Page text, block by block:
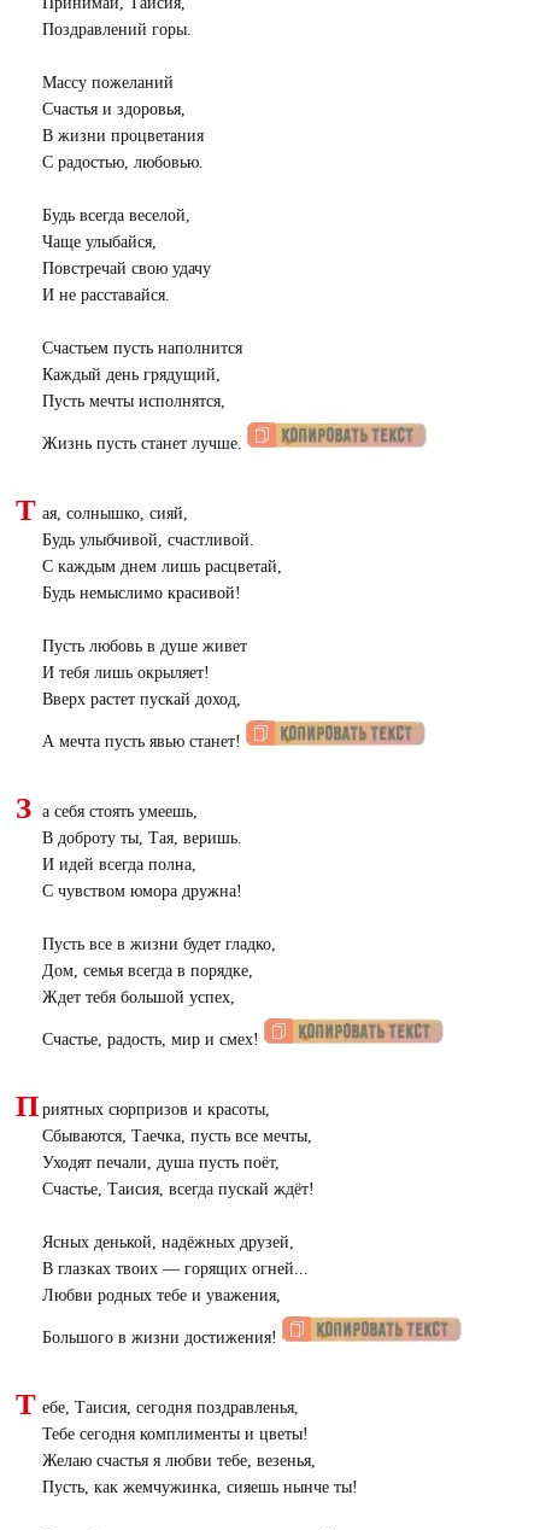
Поздравлений горы.
Массу пожеланий
Счастья и здоровья,
В жизни процветания
С радостью, любовью.
Будь всегда веселой,
Чаще улыбайся,
Повстречай свою удачу
И не расставайся.
Счастьем пусть наполнится
Каждый день грядущий,
Пусть мечты исполнятся,
Жизнь пусть станет лучше.
Т ая, солнышко, сияй,
Будь улыбчивой, счастливой.
С каждым днем лишь расцветай,
Будь немыслимо красивой!
Пусть любовь в душе живет
И тебя лишь окрыляет!
Вверх растет пускай доход,
А мечта пусть явью станет!
З
а себя стоять умеешь,
В доброту ты, Тая, веришь.
И идей всегда полна,
С чувством юмора дружна!
Пусть все в жизни будет гладко,
Дом, семья всегда в порядке,
Ждет тебя большой успех,
Счастье, радость, мир и смех!
П риятных сюрпризов и красоты,
Сбываются, Таечка, пусть все мечты,
Уходят печали, душа пусть поёт,
Счастье, Таисия, всегда пускай ждёт!
Ясных денькой, надёжных друзей,
В глазках твоих — горящих огней...
Любви родных тебе и уважения,
Большого в жизни достижения!
Т ебе, Таисия, сегодня поздравленья,
Тебе сегодня комплименты и цветы!
Желаю счастья я любви тебе, везенья,
Пусть, как жемчужинка, сияешь нынче ты!